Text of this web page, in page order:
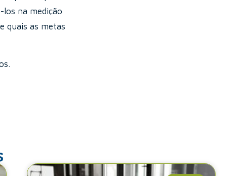
los na medição
quais as metas